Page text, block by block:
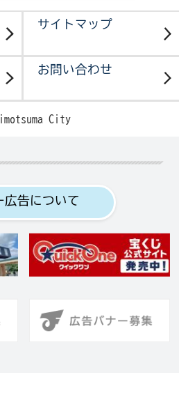
サイトマップ
お問い合わせ
City
広告について